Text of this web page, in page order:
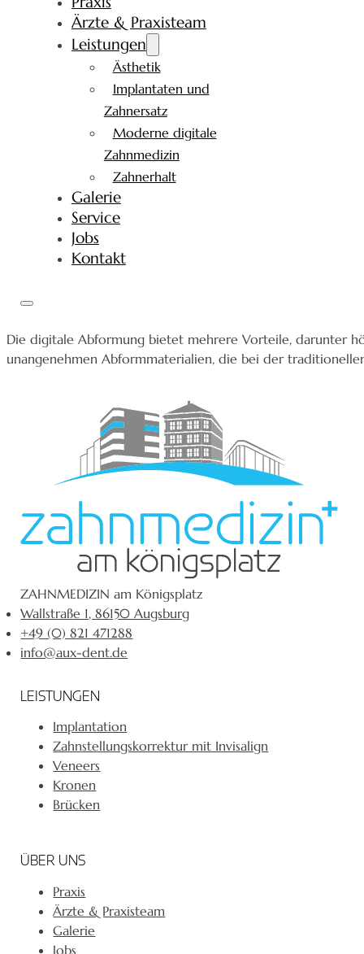
Ärzte & Praxisteam
Leistungen
Ästhetik
Implantaten und
Zahnersatz
Moderne digitale
Zahnmedizin
Zahnerhalt
Galerie
Service
Jobs
Kontakt
Die digitale Abformung bietet mehrere Vorteile, darunter
unangenehmen Abformmaterialien, die bei der
ZAHNMEDIZIN am Königsplatz
Wallstraße 1, 86150 Augsburg
+49 (0) 821 471288
info@aux-dent.de
LEISTUNGEN
Implantation
Zahnstellungskorrektur mit Invisalign
Veneers
Kronen
Brücken
ÜBER UNS
Praxis
Ärzte & Praxisteam
Galerie
Jobs